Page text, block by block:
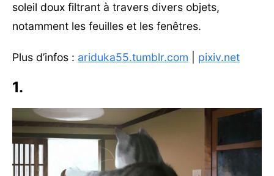
soleil doux filtrant à travers divers objets,
notamment les feuilles et les fenêtres.
Plus d’infos : ariduka55.tumblr.com pixiv.net
1.